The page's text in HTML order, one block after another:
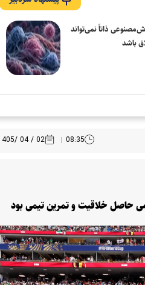
ذاتاً نمی‌تواند
باشد
08:35
02 / 04 /1405
حاصل خلاقیت و تمرین تیمی بود